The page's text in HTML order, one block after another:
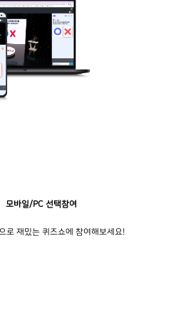
모바일/PC 선택참여
로 재밌는 퀴즈쇼에 참여해보세요!